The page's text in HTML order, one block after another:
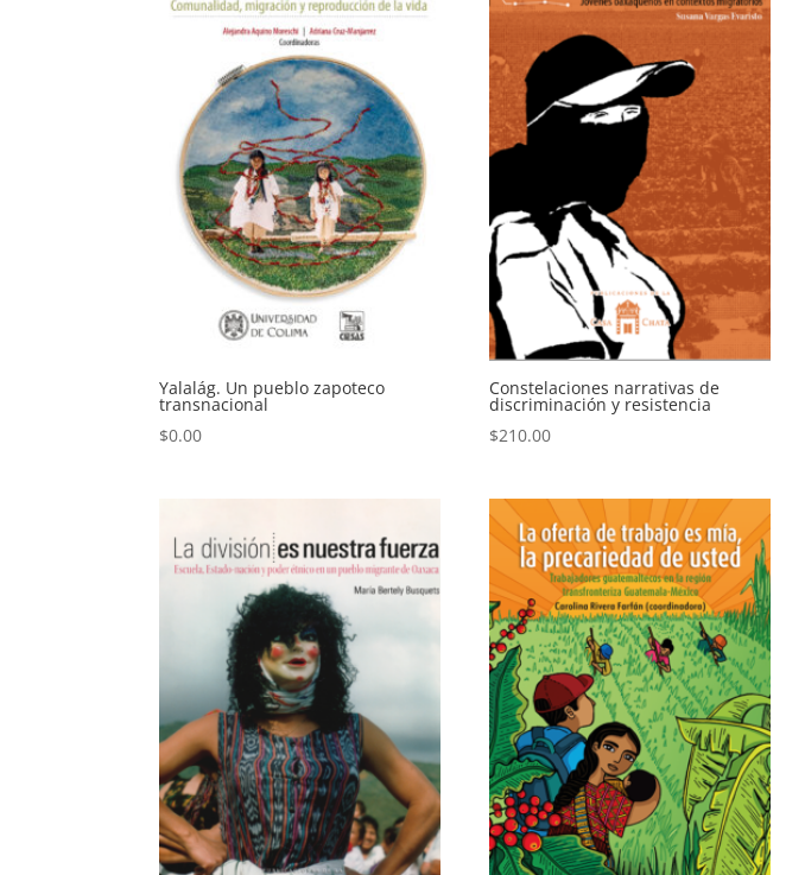
Yalalág. Un pueblo zapoteco
transnacional
$0.00
Constelaciones narrativas de
discriminación y resistencia
$210.00